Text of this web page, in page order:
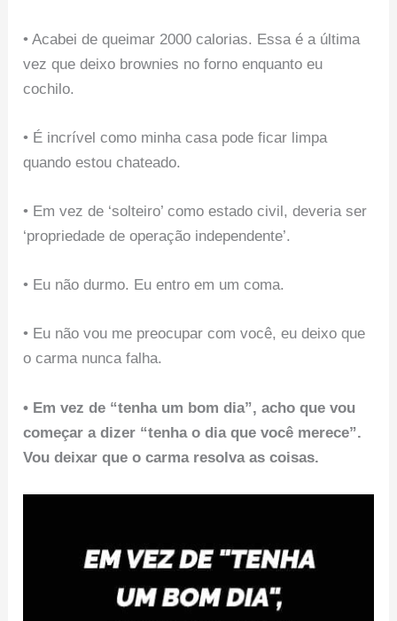
• Acabei de queimar 2000 calorias. Essa é a última
vez que deixo brownies no forno enquanto eu
cochilo.
• É incrível como minha casa pode ficar limpa
quando estou chateado.
• Em vez de ‘solteiro’ como estado civil, deveria ser
‘propriedade de operação independente’.
• Eu não durmo. Eu entro em um coma.
• Eu não vou me preocupar com você, eu deixo que
o carma nunca falha.
• Em vez de “tenha um bom dia”, acho que vou
começar a dizer “tenha o dia que você merece”.
Vou deixar que o carma resolva as coisas.